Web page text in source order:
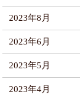
2023年8月
2023年6月
2023年5月
2023年4月